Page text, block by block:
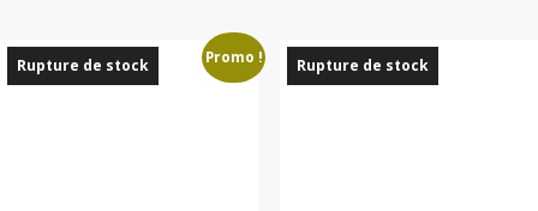
Rupture de stock Promo ! Rupture de stock